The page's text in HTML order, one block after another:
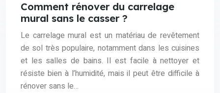
Comment rénover du carrelage
mural sans le casser ?
Le carrelage mural est un matériau de revêtement
de sol très populaire, notamment dans les cuisines
et les salles de bains. Il est facile à nettoyer et
résiste bien à l’humidité, mais il peut être difficile à
rénover sans le…